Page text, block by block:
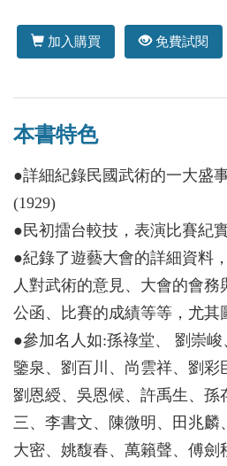
加入購買 免費試閱
本書特色
●詳細紀錄民國武術的一大盛
(1929)
●民初擂台較技，表演比賽紀
●紀錄了遊藝大會的詳細資料
人對武術的意見、大會的會
公函、比賽的成績等等，尤其
●參加名人如:孫祿堂、 劉崇
鑒泉、劉百川、尚雲祥、劉彩
劉恩綬、吳恩候、許禹生、孫
三、李書文、陳微明、田兆麟
大密、姚馥春、萬籟聲、傅劍